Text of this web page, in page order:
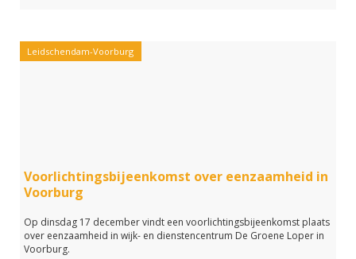
Leidschendam-Voorburg
Voorlichtingsbijeenkomst over eenzaamheid in
Voorburg
Op dinsdag 17 december vindt een voorlichtingsbijeenkomst plaats
over eenzaamheid in wijk- en dienstencentrum De Groene Loper in
Voorburg.